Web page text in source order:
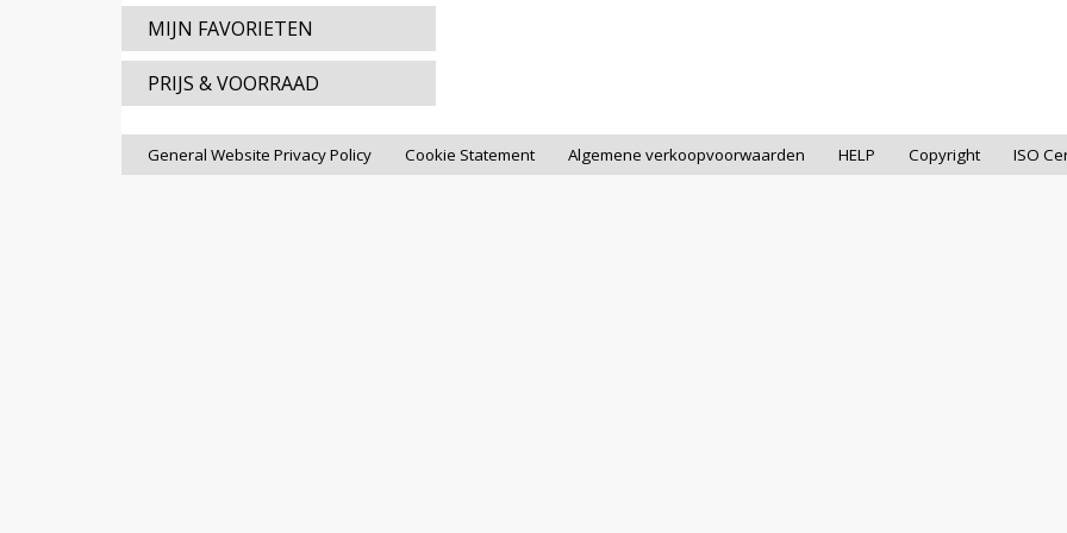
MIJN FAVORIETEN
PRIJS & VOORRAAD
General Website Privacy Policy Cookie Statement Algemene verkoopvoorwaarden HELP Copyright ISO